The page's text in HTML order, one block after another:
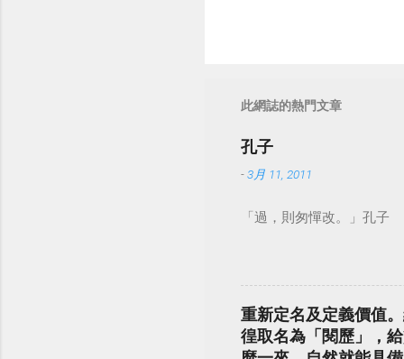
此網誌的熱門文章
孔子
-3月 11, 2011
「過，則匆憚改。」孔子
重新定名及定義價值
徨取名為「閱歷」，